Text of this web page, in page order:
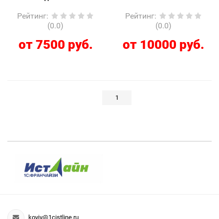
Рейтинг:
(0.0)
от 7500 руб.
Рейтинг:
(0.0)
от 10000 руб.
1
kovjv@1cistline.ru